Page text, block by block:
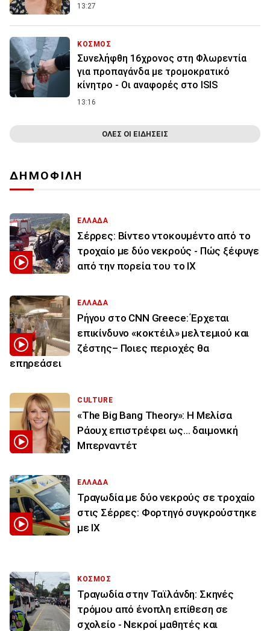
13:27
ΚΟΣΜΟΣ
Συνελήφθη 16χρονος στη Φλωρεντία
για προπαγάνδα με τρομοκρατικό
κίνητρο - Οι αναφορές στο ISIS
13:16
ΟΛΕΣ ΟΙ ΕΙΔΗΣΕΙΣ
ΔΗΜΟΦΙΛΗ
ΕΛΛΑΔΑ
Σέρρες: Βίντεο ντοκουμέντο από το
τροχαίο με δύο νεκρούς - Πώς ξέφυγε
από την πορεία του το ΙΧ
ΕΛΛΑΔΑ
Ρήγου στο CNN Greece: Έρχεται
επικίνδυνο «κοκτέιλ» μελτεμιού και
ζέστης– Ποιες περιοχές θα
επηρεάσει
CULTURE
«The Big Bang Theory»: Η Μελίσα
Ράουχ επιστρέφει ως… δαιμονική
Μπερναντέτ
ΕΛΛΑΔΑ
Τραγωδία με δύο νεκρούς σε τροχαίο
στις Σέρρες: Φορτηγό συγκρούστηκε
με ΙΧ
ΚΟΣΜΟΣ
Τραγωδία στην Ταϊλάνδη: Σκηνές
τρόμου από ένοπλη επίθεση σε
σχολείο - Νεκροί μαθητές και